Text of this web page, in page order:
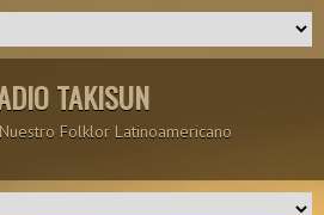
TAKISUN
Folklor Latinoamericano